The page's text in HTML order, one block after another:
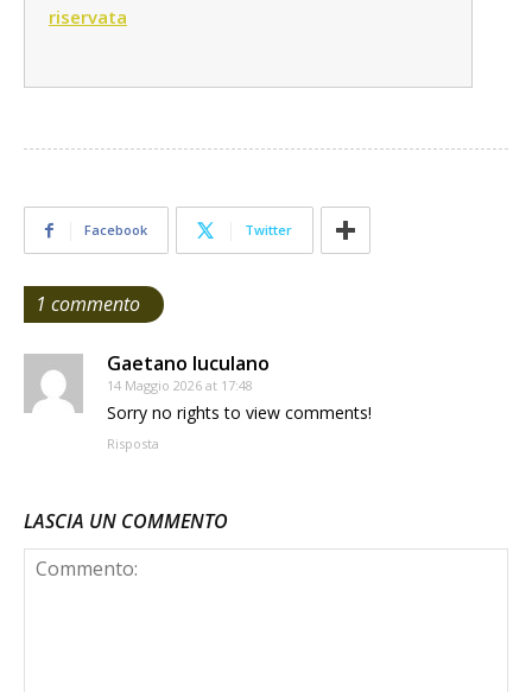
riservata
Facebook Twitter
1 commento
Gaetano Iuculano
14 Maggio 2026 at 17:48
Sorry no rights to view comments!
Risposta
LASCIA UN COMMENTO